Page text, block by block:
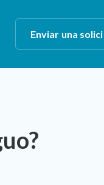
Enviar una